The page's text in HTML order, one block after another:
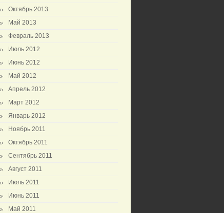
Октябрь 2013
Май 2013
Февраль 2013
Июль 2012
Июнь 2012
Май 2012
Апрель 2012
Март 2012
Январь 2012
Ноябрь 2011
Октябрь 2011
Сентябрь 2011
Август 2011
Июль 2011
Июнь 2011
Май 2011